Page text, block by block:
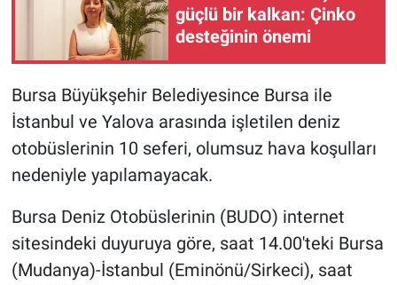
güçlü bir kalkan: Çinko
desteğinin önemi
Bursa Büyükşehir Belediyesince Bursa ile
İstanbul ve Yalova arasında işletilen deniz
otobüslerinin 10 seferi, olumsuz hava koşulları
nedeniyle yapılamayacak.
Bursa Deniz Otobüslerinin (BUDO) internet
sitesindeki duyuruya göre, saat 14.00'teki Bursa
(Mudanya)-İstanbul (Eminönü/Sirkeci), saat
Gündem Özel
Günün görüntüsü
Haber
İlan
Kimdir
Koronavirüs